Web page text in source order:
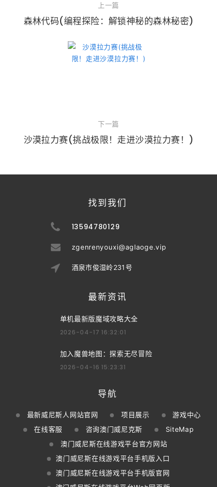
上一篇
森林代码(编程探险：解锁神秘的森林秘密)
下一篇
沙漠拉力赛(挑战极限！走进沙漠拉力赛！)
找到我们
13594780129
zgenrenyouxi@aglaoge.vip
酒泉市俊湿岭231号
最新资讯
单机最新版魔域攻略大全
2026-04-17 16:32:01
加入魔兽地图：探索无尽冒险
2026-04-16 15:23:31
导航
最新威尼斯人网站官网 项目展示
游戏中心
在线客服
咨询澳门威尼克斯
SiteMap
澳门威尼斯在线游戏平台官方网站
澳门威尼斯在线游戏平台手机版入口
澳门威尼斯在线游戏平台手机版官网